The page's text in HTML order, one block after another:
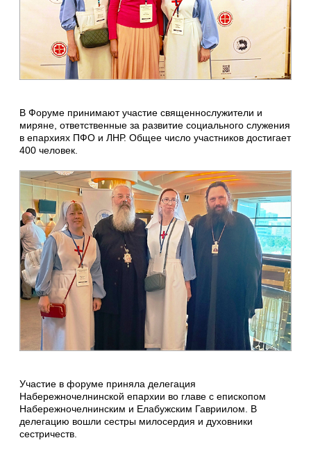
В Форуме принимают участие священнослужители и
миряне, ответственные за развитие социального служения
в епархиях ПФО и ЛНР. Общее число участников достигает
400 человек.
Участие в форуме приняла делегация
Набережночелнинской епархии во главе с епископом
Набережночелнинским и Елабужским Гавриилом. В
делегацию вошли сестры милосердия и духовники
сестричеств.